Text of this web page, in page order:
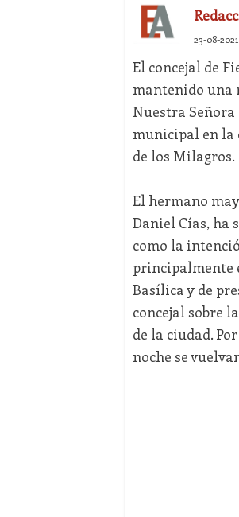
23-08-
El concejal de
mantenido una
Nuestra
municipal en la
de los Milagros.
El hermano
Daniel Cías, ha
como la
principalmente
Basílica y de
concejal sobre
de la ciudad.
noche se